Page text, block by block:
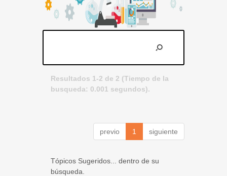
Resultados 1-2 de 2 (Tiempo de la
busqueda: 0.001 segundos).
previo 1 siguiente
Tópicos Sugeridos... dentro de su
búsqueda.